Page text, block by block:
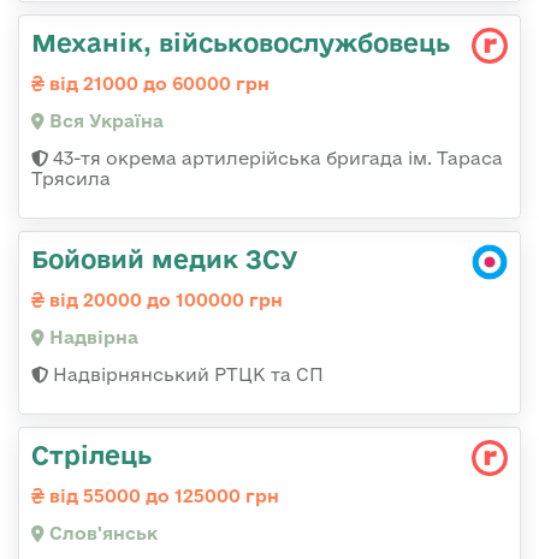
Механік, військовослужбовець
від 21000 до 60000 грн
Вся Україна
43-тя окрема артилерійська бригада ім. Тараса
Трясила
Бойовий медик ЗСУ
від 20000 до 100000 грн
Надвірна
Надвірнянський РТЦК та СП
Стрілець
від 55000 до 125000 грн
Слов'янськ